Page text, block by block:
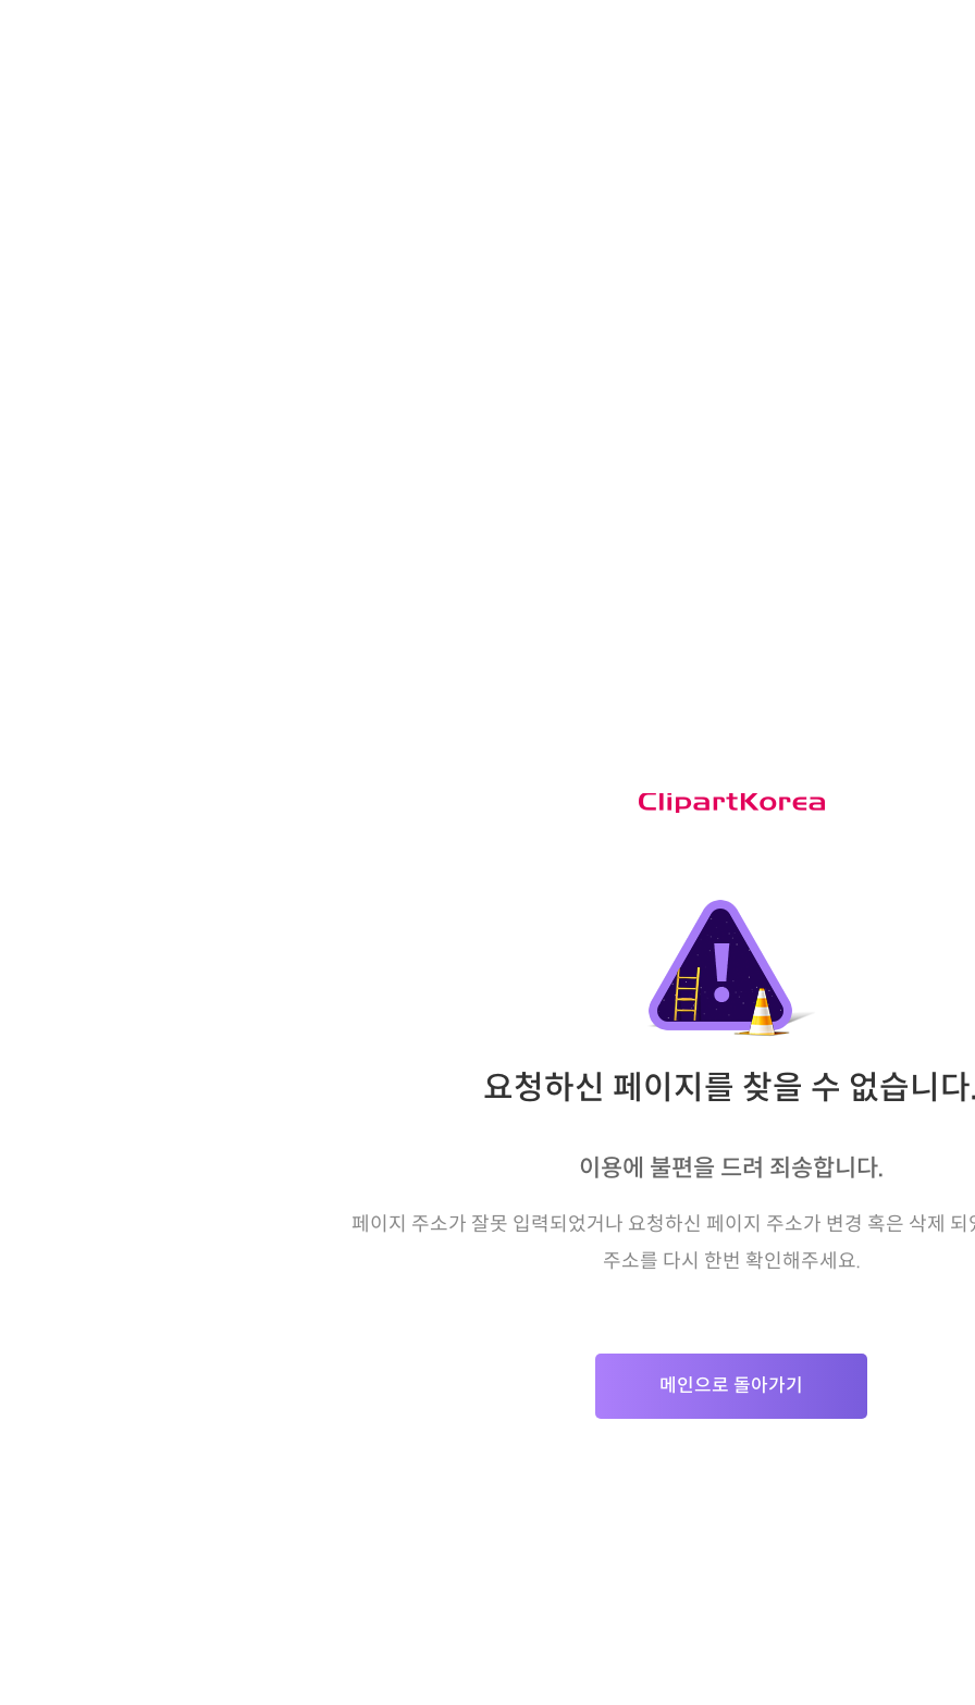
요청하신 페이지를 찾을 수 없습니다.
이용에 불편을 드려 죄송합니다.
페이지 주소가 잘못 입력되었거나 요청하신 페이지 주소가 변경 혹은 삭제 되
주소를 다시 한번 확인해주세요.
메인으로 돌아가기